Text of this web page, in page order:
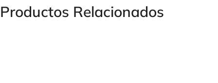
Productos Relacionados